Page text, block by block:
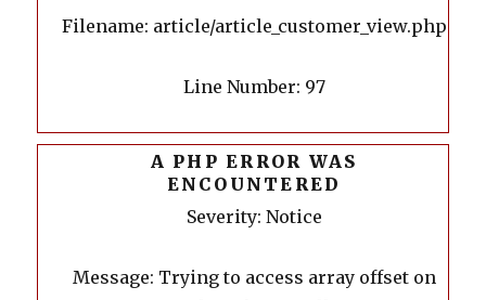
Filename: article/article_customer_view.php
Line Number: 97
A PHP ERROR WAS
ENCOUNTERED
Severity: Notice
Message: Trying to access array offset on